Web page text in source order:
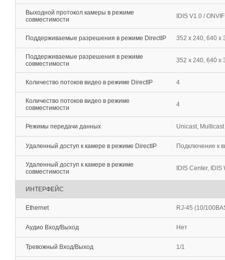
Выходной протокол камеры в режиме
совместимости
IDIS V1.0 /
Поддерживаемые разрешения в режиме DirectIP 352 x 240, 640 x
Поддерживаемые разрешения в режиме
совместимости
352 x 240, 640 х
Количество потоков видео в режиме DirectIP 4
Количество потоков видео в режиме
совместимости
4
Режимы передачи данных Unicast, Multicast
Удаленный доступ к камере в режиме DirectIP Подключение к
Удаленный доступ к камере в режиме
совместимости
IDIS Center,
ИНТЕРФЕЙС
Ethernet RJ-45 (10/
Аудио Вход/Выход Нет
Тревожный Вход/Выход 1/1